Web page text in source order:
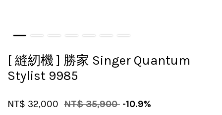
[ 縫紉機 ] 勝家 Singer Quantum
Stylist 9985
NT$ 32,000 NT$ 35,900 -10.9%